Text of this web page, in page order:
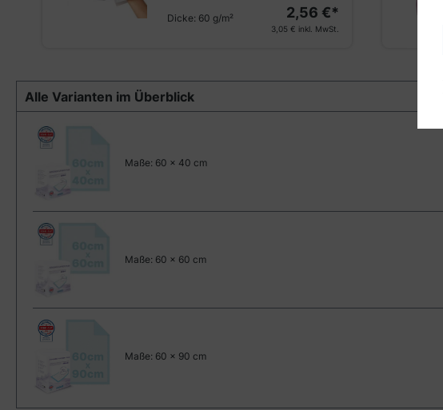
Dicke: 60 g/m² 2,56 €*
3,05 € inkl. MwSt.
Alle Varianten im Überblick
Maße: 60 x 40 cm
Maße: 60 x 60 cm
Maße: 60 x 90 cm